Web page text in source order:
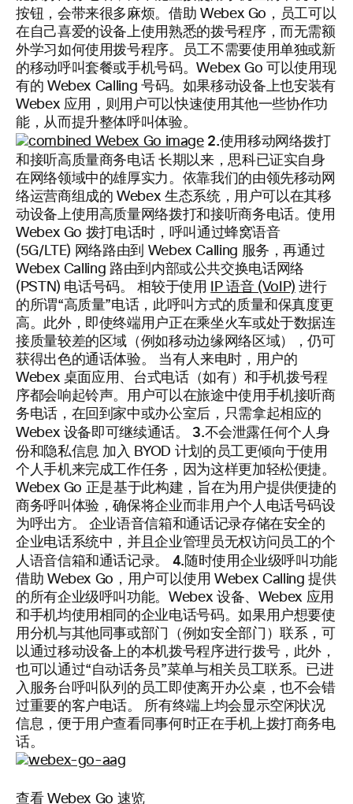
按钮 ，会带来很多麻烦。借助 Webex Go，员工可以
在自己喜爱的设备上使用熟悉的拨号程序，而无需额
外学习如何使用拨号程序。员工不需要使用单独或新
的移动呼叫套餐或手机号码。Webex Go 可以使用现
有的 Webex Calling 号码。如果移动设备上也安装有
Webex 应用，则用户可以快速使用其他一些协作功
能，从而提升整体呼叫体验。
2.使用移动网络拨打
和接听高质量商务电话长期以来，思科已证实自身
在网络领域中的雄厚实力。依靠我们的由领先移动网
络运营商组成的 Webex 生态系统，用户可以在其移
动设备上使用高质量网络拨打和接听商务电话。使用
Webex Go 拨打电话时，呼叫通过蜂窝语音
(5G/LTE) 网络路由到 Webex Calling 服务，再通过
Webex Calling 路由到内部或公共交换电话网络
(PSTN) 电话号码。 相较于使用
IP 语音 (VoIP) 进行
的所谓“高质量”电话，此呼叫方式的质量和保真度更
高。此外，即使终端用户正在乘坐火车或处于数据连
接质量较差的区域（例如移动边缘网络区域），仍可
获得出色的通话体验。 当有人来电时，用户的
Webex 桌面应用、台式电话（如有）和手机拨号程
序都会响起铃声。用户可以在旅途中使用手机接听商
务电话，在回到家中或办公室后，只需拿起相应的
Webex 设备即可继续通话。 3.不会泄露任何个人身
份和隐私信息 加入 BYOD 计划的员工更倾向于使用
个人手机来完成工作任务，因为这样更加轻松便捷。
Webex Go 正是基于此构建，旨在为用户提供便捷的
商务呼叫体验，确保将企业而非用户个人电话号码设
为呼出方。 企业语音信箱和通话记录存储在安全的
企业电话系统中，并且企业管理员无权访问员工的个
人语音信箱和通话记录。 4.随时使用企业级呼叫功能
借助 Webex Go，用户可以使用 Webex Calling 提供
的所有企业级呼叫功能。Webex 设备、Webex 应用
和手机均使用相同的企业电话号码。如果用户想要使
用分机与其他同事或部门（例如安全部门）联系，可
以通过移动设备上的本机拨号程序进行拨号，此外，
也可以通过“自动话务员”菜单与相关员工联系。已进
入服务台呼叫队列的员工即使离开办公桌，也不会错
过重要的客户电话。 所有终端上均会显示空闲状况
信息，便于用户查看同事何时正在手机上拨打商务电
话。
查看 Webex Go 速览